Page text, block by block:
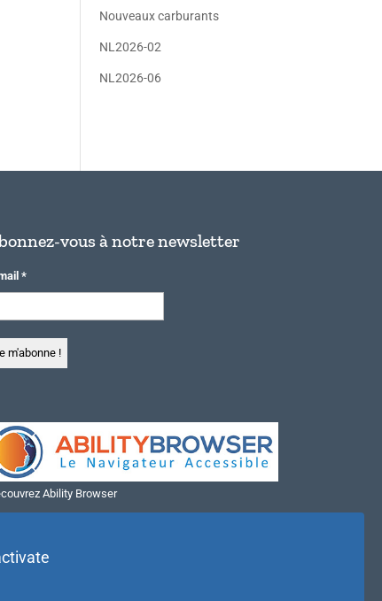
Nouveaux carburants
NL2026-02
NL2026-06
vous à notre newsletter
*
Ability Browser